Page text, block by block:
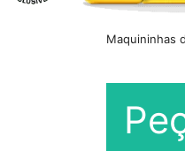
Maquininhas